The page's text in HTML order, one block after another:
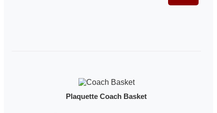
Plaquette Coach Basket